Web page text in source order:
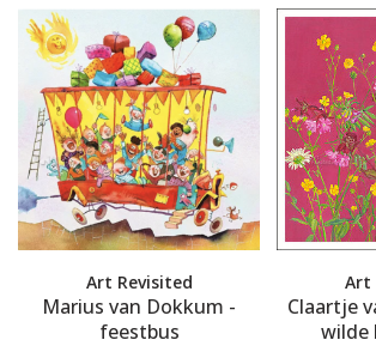
Art Revisited
Marius van Dokkum -
feestbus
Art
Claartje
wilde